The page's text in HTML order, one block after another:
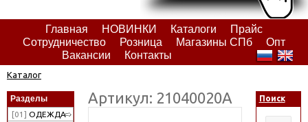
Главная НОВИНКИ Каталоги
Прайс
Сотрудничество
Розница Магазины СПб
Опт
Вакансии
Контакты
Каталог
Разделы
[01] ОДЕЖДА
Артикул: 21040020А Поиск